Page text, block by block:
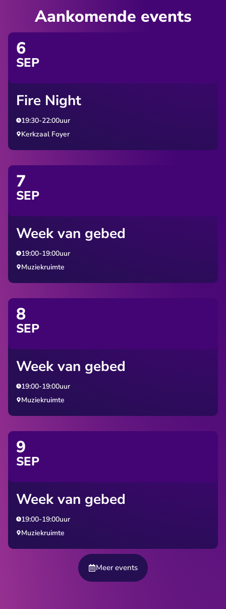
Aankomende events
6
SEP
Fire Night
19:30-22:00uur
Kerkzaal Foyer
7
SEP
Week van gebed
19:00-19:00uur
Muziekruimte
8
SEP
Week van gebed
19:00-19:00uur
Muziekruimte
9
SEP
Week van gebed
19:00-19:00uur
Muziekruimte
Meer events